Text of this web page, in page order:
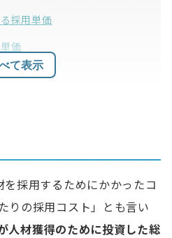
採用単価
価
ソナを明確にする
行う
て表示
採用するためにかかったコ
りの採用コスト」とも言い
人材獲得のために投資した総